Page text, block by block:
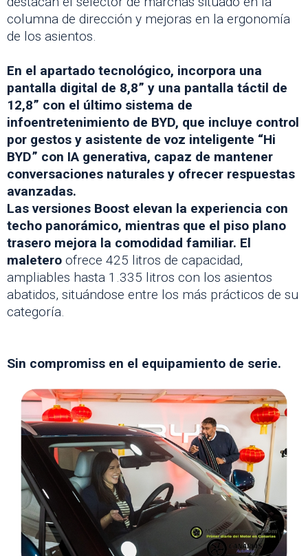
columna de dirección y mejoras en la ergonomía
de los asientos.
En el apartado tecnológico, incorpora una
pantalla digital de 8,8” y una pantalla táctil de
12,8” con el último sistema de
infoentretenimiento de BYD, que incluye control
por gestos y asistente de voz inteligente “Hi
BYD” con IA generativa, capaz de mantener
conversaciones naturales y ofrecer respuestas
avanzadas.
Las versiones Boost elevan la experiencia con
techo panorámico, mientras que el piso plano
trasero mejora la comodidad familiar. El
maletero ofrece 425 litros de capacidad,
ampliables hasta 1.335 litros con los asientos
abatidos, situándose entre los más prácticos de su
categoría.
Sin compromiss en el equipamiento de serie.